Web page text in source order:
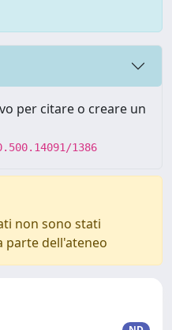
per citare o creare un
1386
non sono stati
parte dell'ateneo